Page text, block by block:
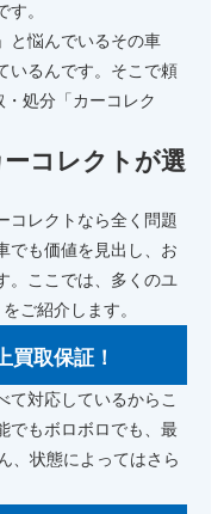
。
と悩んでいるその車
いるんです。そこで頼
処分「カーコレク
コレクトが選
コレクトなら全く問題
でも価値を見出し、お
。ここでは、多くのユ
ご紹介します。
買取保証！
て対応しているからこ
でもボロボロでも、最
、状態によってはさら